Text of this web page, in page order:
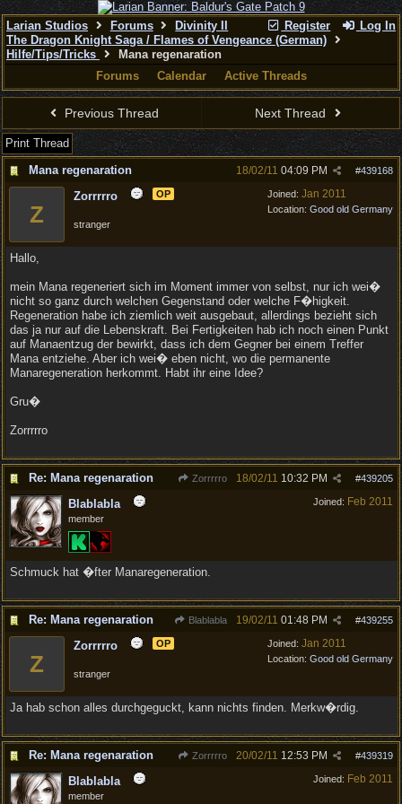
Register Log In
Larian Studios Forums
Divinity II
The Dragon Knight Saga / Flames of Vengeance (German)
Hilfe/Tips/Tricks
Mana regenaration
Forums
Calendar Active Threads
Previous Thread Next Thread
Print Thread
Mana regenaration
#439168
18/02/11 04:09 PM
Joined: Jan 2011
Location: Good old Germany
Z
Zorrrrro OP
stranger
Hallo,
mein Mana regeneriert sich im Moment immer von selbst, nur ich wei�
nicht so ganz durch welchen Gegenstand oder welche F�higkeit.
Regeneration habe ich ziemlich weit ausgebaut, allerdings bezieht sich
das ja nur auf die Lebenskraft. Bei Fertigkeiten hab ich noch einen Punkt
auf Manaentzug der bewirkt, dass ich dem Gegner bei einem Treffer
Mana entziehe. Aber ich wei� eben nicht, wo die permanente
Manaregeneration herkommt. Habt ihr eine Idee?
Gru�
Zorrrrro
Re: Mana regenaration Zorrrrro #439205
18/02/11 10:32 PM
Joined: Feb 2011
Blablabla
member
Schmuck hat �fter Manaregeneration.
Re: Mana regenaration Blablabla #439255
19/02/11 01:48 PM
Joined: Jan 2011
Location: Good old Germany
Z
Zorrrrro OP
stranger
Ja hab schon alles durchgeguckt, kann nichts finden. Merkw�rdig.
Re: Mana regenaration Zorrrrro #439319
20/02/11 12:53 PM
Joined: Feb 2011
Blablabla
member